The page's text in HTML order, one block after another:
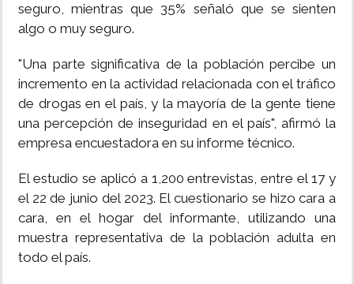
seguro, mientras que 35% señaló que se sienten
algo o muy seguro.
"Una parte significativa de la población percibe un
incremento en la actividad relacionada con el tráfico
de drogas en el país, y la mayoría de la gente tiene
una percepción de inseguridad en el país", afirmó la
empresa encuestadora en su informe técnico.
El estudio se aplicó a 1,200 entrevistas, entre el 17 y
el 22 de junio del 2023. El cuestionario se hizo cara a
cara, en el hogar del informante, utilizando una
muestra representativa de la población adulta en
todo el país.